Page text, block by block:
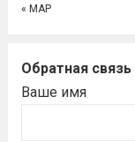
« МАР
Обратная связь
Ваше имя